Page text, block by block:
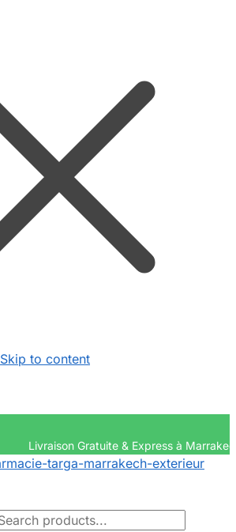
Skip to content
Livraison Gratuite &